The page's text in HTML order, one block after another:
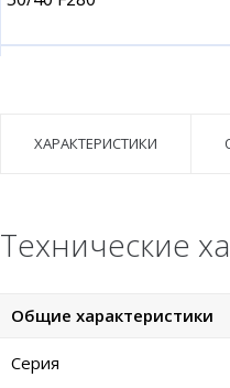
ХАРАКТЕРИСТИКИ
Технические
Общие характеристики
Серия